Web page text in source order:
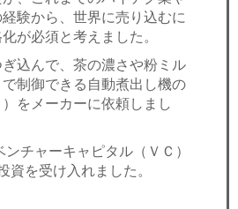
験から、世界に売り込むに
が必須と考えました。
込んで、茶の濃さや粉ミル
制御できる自動煮出し機の
をメーカーに依頼しまし
チャーキャピタル（ＶＣ）
資を受け入れました。